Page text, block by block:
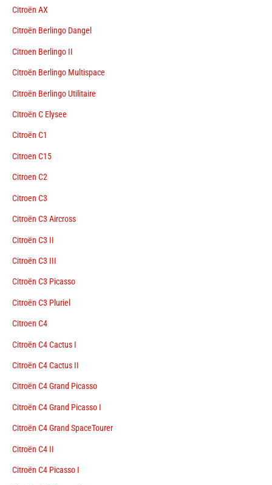
Citroën AX
Citroën Berlingo Dangel
Citroen Berlingo II
Citroën Berlingo Multispace
Citroën Berlingo Utilitaire
Citroën C Elysee
Citroën C1
Citroen C15
Citroen C2
Citroen C3
Citroën C3 Aircross
Citroën C3 II
Citroën C3 III
Citroën C3 Picasso
Citroën C3 Pluriel
Citroen C4
Citroën C4 Cactus I
Citroën C4 Cactus II
Citroën C4 Grand Picasso
Citroën C4 Grand Picasso I
Citroën C4 Grand SpaceTourer
Citroën C4 II
Citroën C4 Picasso I